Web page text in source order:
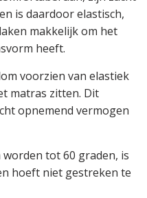
is daardoor elastisch,
makkelijk om het
heeft.
voorzien van elastiek
matras zitten. Dit
opnemend vermogen
tot 60 graden, is
hoeft niet gestreken te